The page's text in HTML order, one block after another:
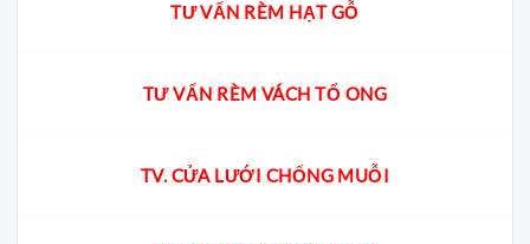
TƯ VẤN RÈM HẠT GỖ
TƯ VẤN RÈM VÁCH TỔ ONG
TV. CỬA LƯỚI CHỐNG MUỖI